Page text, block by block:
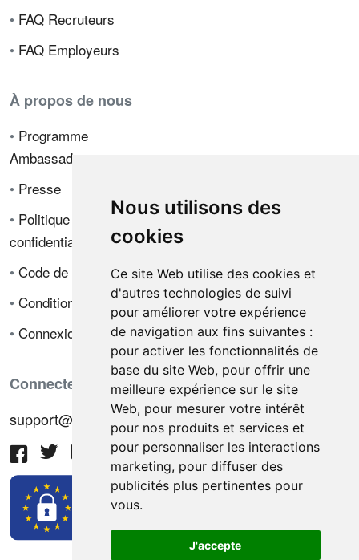
Nous utilisons des
cookies
Ce site Web utilise des cookies et
d'autres technologies de suivi
pour améliorer votre expérience
de navigation aux fins suivantes :
pour activer les fonctionnalités de
base du site Web, pour offrir une
meilleure expérience sur le site
Web, pour mesurer votre intérêt
pour nos produits et services et
pour personnaliser les interactions
marketing, pour diffuser des
publicités plus pertinentes pour
vous.
J'accepte
• FAQ Recruteurs
• FAQ Employeurs
À propos de nous
• Programme
Ambassadeur
• Presse
• Politique de
confidentialité
• Code de déontologie
• Conditions de vente
• Connexion
Connectez-vous avec nous
support@hiringnotes.com